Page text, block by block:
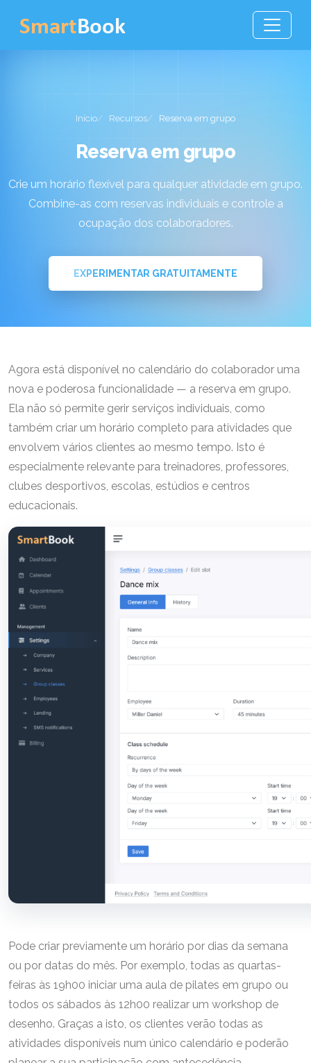
Início Recursos Reserva em grupo
Reserva em grupo
Crie um horário flexível para qualquer atividade em grupo.
Combine-as com reservas individuais e controle a
ocupação dos colaboradores.
EXPERIMENTAR GRATUITAMENTE
Agora está disponível no calendário do colaborador uma
nova e poderosa funcionalidade — a reserva em grupo.
Ela não só permite gerir serviços individuais, como
também criar um horário completo para atividades que
envolvem vários clientes ao mesmo tempo. Isto é
especialmente relevante para treinadores, professores,
clubes desportivos, escolas, estúdios e centros
educacionais.
Pode criar previamente um horário por dias da semana
ou por datas do mês. Por exemplo, todas as quartas-
feiras às 19h00 iniciar uma aula de pilates em grupo ou
todos os sábados às 12h00 realizar um workshop de
desenho. Graças a isto, os clientes verão todas as
atividades disponíveis num único calendário e poderão